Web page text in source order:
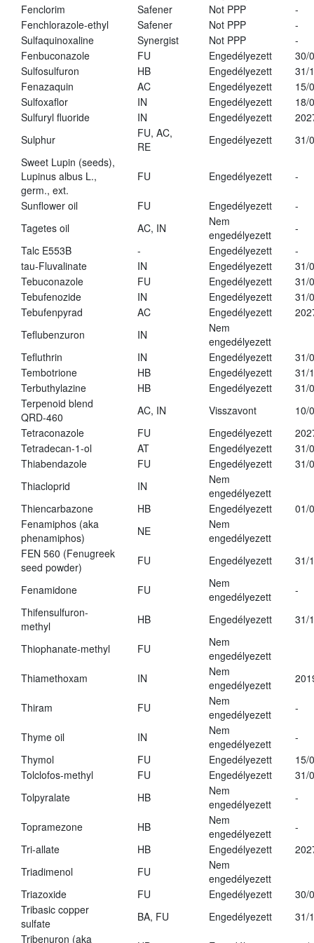
Fenclorim
Safener Not PPP
-
Fenchlorazole-ethyl
Safener Not PPP
-
Sulfaquinoxaline
Synergist Not PPP
-
Fenbuconazole
FU Engedélyezett
30/
Sulfosulfuron
HB Engedélyezett
31/
Fenazaquin
AC Engedélyezett
15/
Sulfoxaflor
IN Engedélyezett
18/
Sulfuryl fluoride
IN Engedélyezett
Sulphur
FU, AC,
RE
Engedélyezett
31/
Sweet Lupin (seeds),
Lupinus albus L.,
germ., ext.
FU Engedélyezett -
Sunflower oil FU Engedélyezett
-
Tagetes oil
AC, IN
Nem
engedélyezett
-
Talc E553B
- Engedélyezett
-
tau-Fluvalinate
IN Engedélyezett
31/
Tebuconazole
FU Engedélyezett
31/
Tebufenozide
IN Engedélyezett
31/
Tebufenpyrad
AC Engedélyezett
Teflubenzuron
IN
Nem
engedélyezett
Tefluthrin
IN Engedélyezett
31/
Tembotrione
HB Engedélyezett
31/
Terbuthylazine
HB Engedélyezett
31/
Terpenoid blend
QRD-460
AC, IN Visszavont
10/
Tetraconazole
FU Engedélyezett
Tetradecan-1-ol
AT Engedélyezett
31/
Thiabendazole
FU Engedélyezett
31/
Thiacloprid
IN
Nem
engedélyezett
Thiencarbazone
HB Engedélyezett
01/
Fenamiphos (aka
phenamiphos)
NE
Nem
engedélyezett
FEN 560 (Fenugreek
seed powder)
FU Engedélyezett 31/
Fenamidone FU
Nem
engedélyezett
-
Thifensulfuron-
methyl
HB Engedélyezett 31/
Thiophanate-methyl FU
Nem
engedélyezett
Thiamethoxam
IN
Nem
engedélyezett
Thiram FU
Nem
engedélyezett
-
Thyme oil IN
Nem
engedélyezett
-
Thymol
FU Engedélyezett
15/
Tolclofos-methyl
FU Engedélyezett
31/
Tolpyralate
HB
Nem
engedélyezett
-
Topramezone HB
Nem
engedélyezett
-
Tri-allate
HB Engedélyezett
Triadimenol
FU
Nem
engedélyezett
Triazoxide
FU Engedélyezett
30/
Tribasic copper
sulfate
BA, FU Engedélyezett
31/
Tribenuron (aka